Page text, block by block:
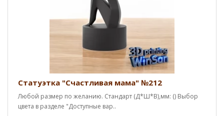
Статуэтка "Счастливая мама" №212
Любой размер по желанию. Стандарт (Д*Ш*В),мм: () Выбор
цвета в разделе "Доступные вар..